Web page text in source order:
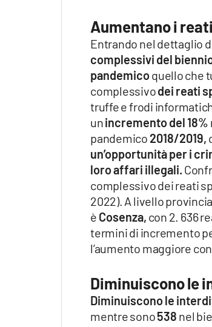
Aumentano i reati
Entrando nel dettaglio
complessivi del
pandemicoquello che
complessivodei reati
truffe e frodi
unincremento del 18%
pandemico 2018/2019,
un’opportunità per i
loro affari illegali.
complessivo dei reati
2022). A livello
è Cosenza, con 2. 636
termini di incremento
l’aumento maggiore
Diminuiscono le
Diminuiscono le
mentre sono538 nel